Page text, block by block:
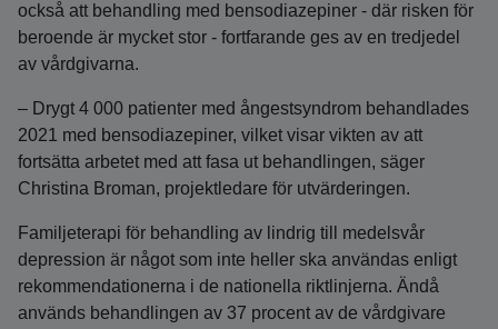
också att behandling med bensodiazepiner - där risken för
beroende är mycket stor - fortfarande ges av en tredjedel
av vårdgivarna.
– Drygt 4 000 patienter med ångestsyndrom behandlades
2021 med bensodiazepiner, vilket visar vikten av att
fortsätta arbetet med att fasa ut behandlingen, säger
Christina Broman, projektledare för utvärderingen.
Familjeterapi för behandling av lindrig till medelsvår
depression är något som inte heller ska användas enligt
rekommendationerna i de nationella riktlinjerna. Ändå
används behandlingen av 37 procent av de vårdgivare